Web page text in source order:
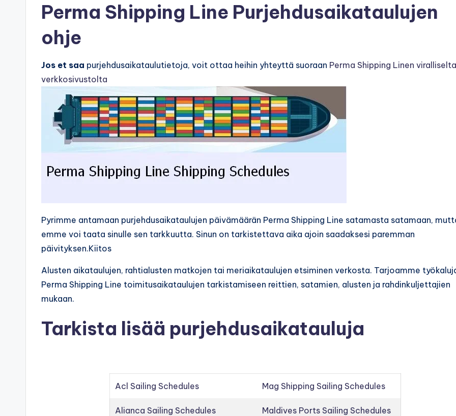
Perma Shipping Line Purjehdusaikataulujen
ohje
Jos et saa purjehdusaikataulutietoja, voit ottaa heihin yhteyttä suoraan Perma Shipping Linen viralliselta
verkkosivustolta
Pyrimme antamaan purjehdusaikataulujen päivämäärän Perma Shipping Line satamasta satamaan,
emme voi taata sinulle sen tarkkuutta. Sinun on tarkistettava aika ajoin saadaksesi paremman
päivityksen.Kiitos
Alusten aikataulujen, rahtialusten matkojen tai meriaikataulujen etsiminen verkosta. Tarjoamme
Perma Shipping Line toimitusaikataulujen tarkistamiseen reittien, satamien, alusten ja rahdinkuljettajien
mukaan.
Tarkista lisää purjehdusaikatauluja
Acl Sailing Schedules Mag Shipping Sailing Schedules
Alianca Sailing Schedules Maldives Ports Sailing Schedules